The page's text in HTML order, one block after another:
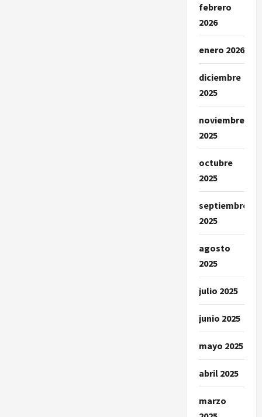
febrero
2026
enero 2026
diciembre
2025
noviembre
2025
octubre
2025
septiembre
2025
agosto
2025
julio 2025
junio 2025
mayo 2025
abril 2025
marzo